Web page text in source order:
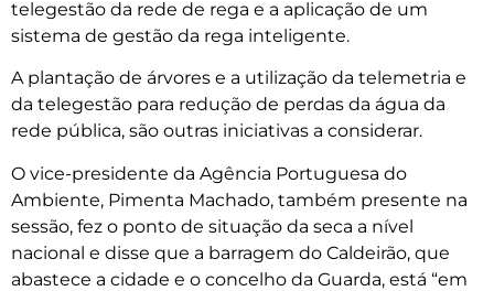
telegestão da rede de rega e a aplicação de um
sistema de gestão da rega inteligente.
A plantação de árvores e a utilização da telemetria e
da telegestão para redução de perdas da água da
rede pública, são outras iniciativas a considerar.
O vice-presidente da Agência Portuguesa do
Ambiente, Pimenta Machado, também presente na
sessão, fez o ponto de situação da seca a nível
nacional e disse que a barragem do Caldeirão, que
abastece a cidade e o concelho da Guarda, está “em